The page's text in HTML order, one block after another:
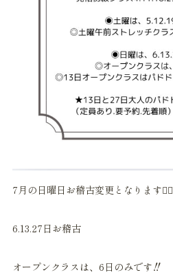
7月の日曜日お稽古変更となります🙇‍♀️
6.13.27日お稽古
オープンクラスは、6日のみです‼️